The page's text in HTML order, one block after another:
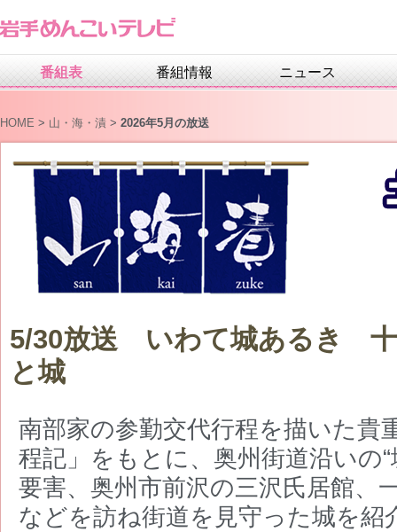
番組表 番組情報 ニュース
HOME > 山・海・漬 > 2026年5月の放送
5/30放送 いわて城あるき
と城
南部家の参勤交代行程を描いた貴
程記」をもとに、奥州街道沿いの
要害、奥州市前沢の三沢氏居館、
などを訪ね街道を見守った城を紹